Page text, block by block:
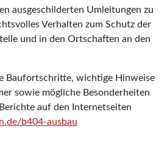
ausgeschilderten Umleitungen zu
Verhalten zum Schutz der
und in den Ortschaften an den
Baufortschritte, wichtige Hinweise
sowie mögliche Besonderheiten
auf den Internetseiten
b404-ausbau